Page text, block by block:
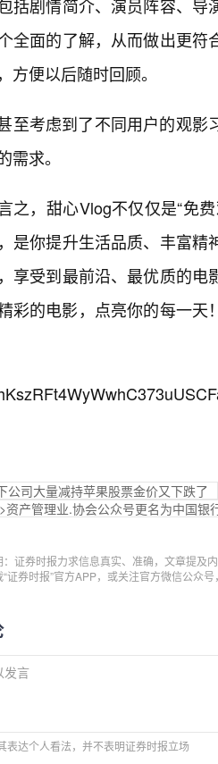
括剧情简介、演员阵容、
全面的了解，从而做出更
方便以后随时回顾。
至考虑到了不同用户的观
需求。
之，甜心Vlog不仅仅是“免
是你提升生活品质、丰富
享受到最前沿、最优质的
彩的电影，点亮你的每一
公司大量减持苹果股票金价又下跌了
资产管理业.协会公众号更名为中国银
：证券时报力求信息真实、准确，文章提及
“证券时报”官方APP，或关注官方微信公众
发言
表达个人看法，并不表明证券时报立场